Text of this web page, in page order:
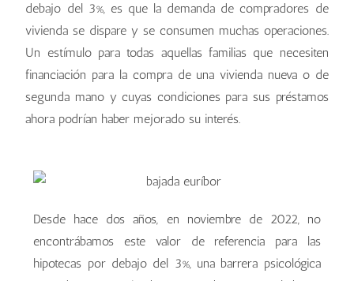
debajo del 3%, es que la demanda de compradores de
vivienda se dispare y se consumen muchas operaciones.
Un estímulo para todas aquellas familias que necesiten
financiación para la compra de una vivienda nueva o de
segunda mano y cuyas condiciones para sus préstamos
ahora podrían haber mejorado su interés.
Desde hace dos años, en noviembre de 2022, no
encontrábamos este valor de referencia para las
hipotecas por debajo del 3%, una barrera psicológica